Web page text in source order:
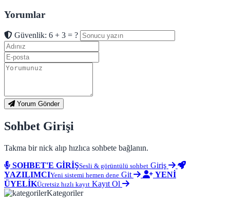
Yorumlar
Güvenlik: 6 + 3 = ?
Yorum Gönder
Sohbet Girişi
Takma bir nick alıp hızlıca sohbete bağlanın.
SOHBET'E GİRİŞSesli & görüntülü sohbet Giriş
YAZILIMCIYeni sistemi hemen dene Git
YENİ
ÜYELİKÜcretsiz hızlı kayıt Kayıt Ol
Kategoriler